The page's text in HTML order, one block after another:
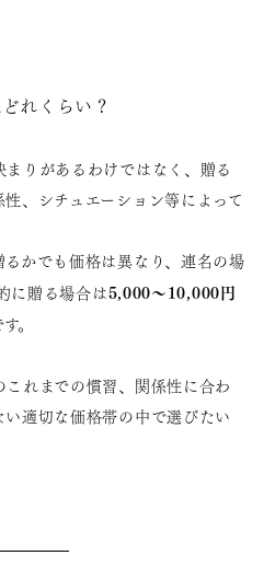
れくらい？
りがあるわけではなく、贈る
、シチュエーション等によって
かでも価格は異なり、連名の場
に贈る場合は5,000～10,000円
。
れまでの慣習、関係性に合わ
適切な価格帯の中で選びたい